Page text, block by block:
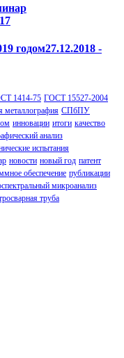
годом27.12.2018 -
1414-75 ГОСТ 15527-2004
металлография СПбПУ
инновации итоги качество
анализ
испытания
новости новый год патент
обеспечение публикации
микроанализ
труба